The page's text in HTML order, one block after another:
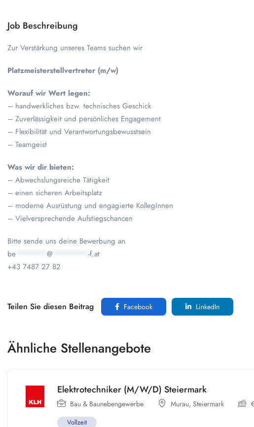
Job Beschreibung
Zur Verstärkung unseres Teams suchen wir
Platzmeisterstellvertreter (m/w)
Worauf wir Wert legen:
– handwerkliches bzw. technisches Geschick
– Zuverlässigkeit und persönliches Engagement
– Flexibilität und Verantwortungsbewusstsein
– Teamgeist
Was wir dir bieten:
– Abwechslungsreiche Tätigkeit
– einen sicheren Arbeitsplatz
– moderne Ausrüstung und engagierte KollegInnen
– Vielversprechende Aufstiegschancen
Bitte sende uns deine Bewerbung an
be
@
-f.at
+43 7487 27 82
Teilen Sie diesen Beitrag Facebook LinkedIn
Ähnliche Stellenangebote
Elektrotechniker (M/W/D) Steiermark
Bau & Baunebengewerbe Murau, Steiermark
Vollzeit